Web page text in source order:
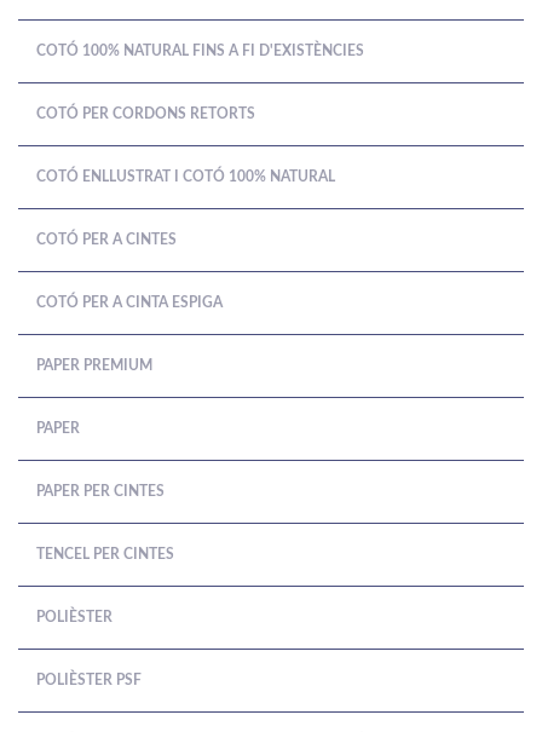
COTÓ 100% NATURAL FINS A FI D'EXISTÈNCIES
COTÓ PER CORDONS RETORTS
COTÓ ENLLUSTRAT I COTÓ 100% NATURAL
COTÓ PER A CINTES
COTÓ PER A CINTA ESPIGA
PAPER PREMIUM
PAPER
PAPER PER CINTES
TENCEL PER CINTES
POLIÈSTER
POLIÈSTER PSF